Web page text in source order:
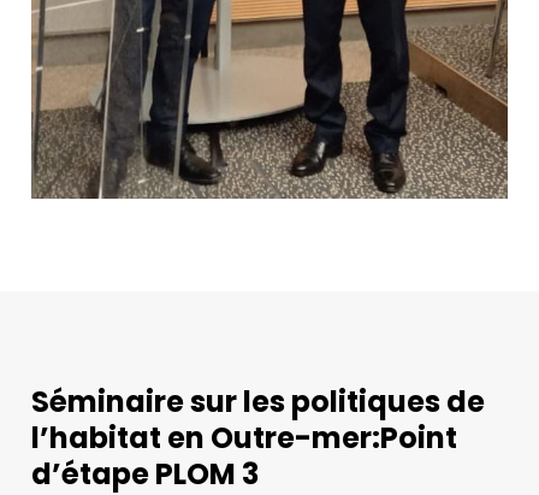
Séminaire sur les politiques de
l’habitat en Outre-mer:Point
d’étape PLOM 3